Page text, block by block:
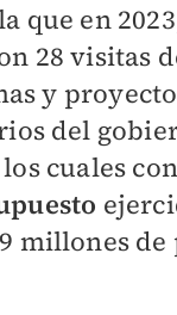
que en
28 visitas
y
del
cuales
millones de